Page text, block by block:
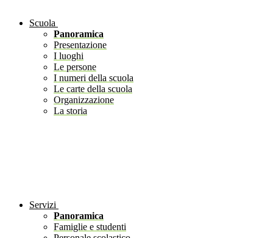
Scuola
Panoramica
Presentazione
I luoghi
Le persone
I numeri della scuola
Le carte della scuola
Organizzazione
La storia
Servizi
Panoramica
Famiglie e studenti